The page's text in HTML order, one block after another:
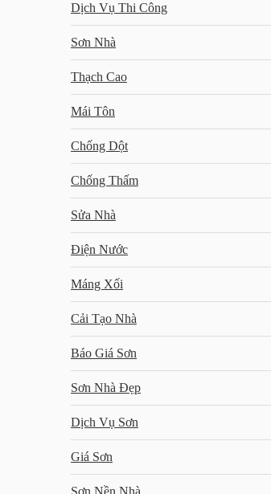
Dịch Vụ Thi Công
Sơn Nhà
Thạch Cao
Mái Tôn
Chống Dột
Chống Thấm
Sửa Nhà
Điện Nước
Máng Xối
Cải Tạo Nhà
Báo Giá Sơn
Sơn Nhà Đẹp
Dịch Vụ Sơn
Giá Sơn
Sơn Nền Nhà